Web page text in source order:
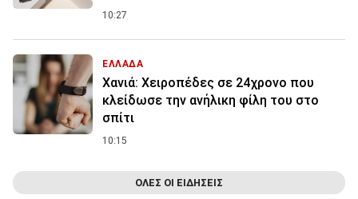
10:27
ΕΛΛΑΔΑ
Χανιά: Χειροπέδες σε 24χρονο που
κλείδωσε την ανήλικη φίλη του στο
σπίτι
10:15
ΟΛΕΣ ΟΙ ΕΙΔΗΣΕΙΣ